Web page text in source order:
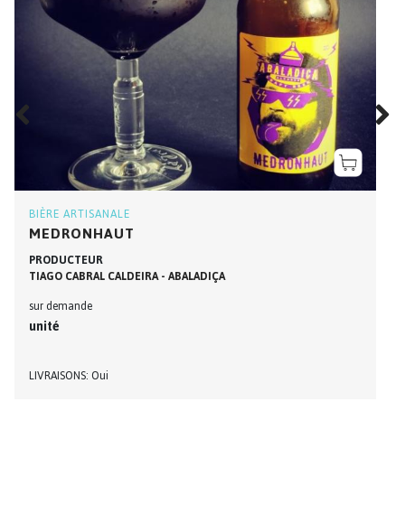
BIÈRE ARTISANALE
MEDRONHAUT
PRODUCTEUR
TIAGO CABRAL CALDEIRA - ABALADIÇA
sur demande
unité
LIVRAISONS Oui